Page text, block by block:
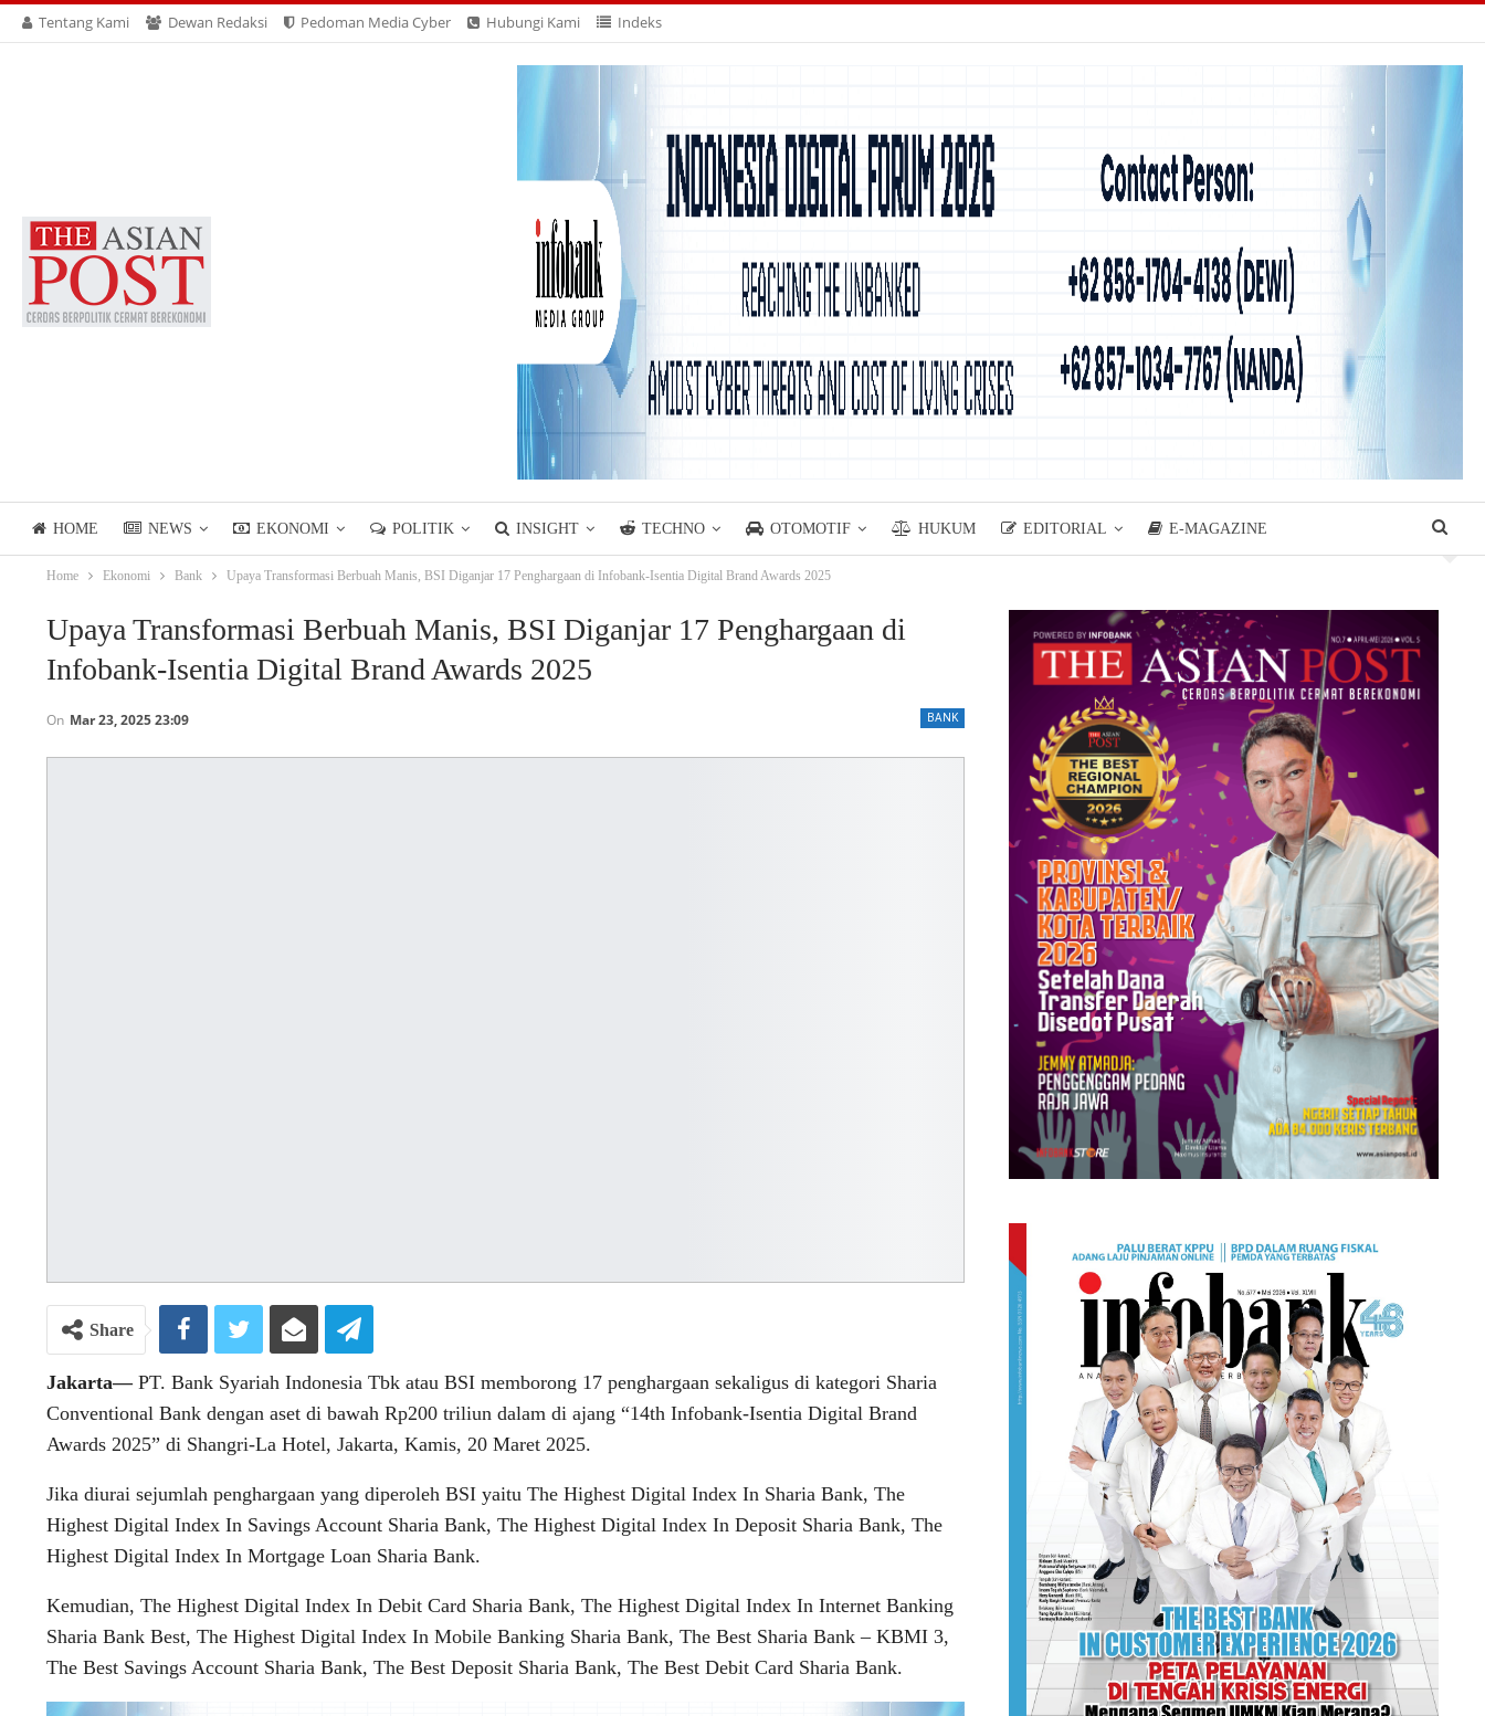
Tentang Kami Dewan Redaksi Pedoman Media Cyber Hubungi Kami Indeks
HOME NEWS EKONOMI POLITIK INSIGHT TECHNO OTOMOTIF HUKUM EDITORIAL E-MAGAZINE
LIFESTYLE ASIANPOSTTV
Home Ekonomi Bank Upaya Transformasi Berbuah Manis, BSI Diganjar 17 Penghargaan di Infobank-Isentia Digital Brand Awards 2025
Upaya Transformasi Berbuah Manis, BSI Diganjar 17 Penghargaan di
Infobank-Isentia Digital Brand Awards 2025
BANK
On Mar 23, 2025 23:09
Share
Jakarta— PT. Bank Syariah Indonesia Tbk atau BSI memborong 17 penghargaan sekaligus di kategori Sharia
Conventional Bank dengan aset di bawah Rp200 triliun dalam di ajang “14th Infobank-Isentia Digital Brand
Awards 2025” di Shangri-La Hotel, Jakarta, Kamis, 20 Maret 2025.
Jika diurai sejumlah penghargaan yang diperoleh BSI yaitu The Highest Digital Index In Sharia Bank, The
Highest Digital Index In Savings Account Sharia Bank, The Highest Digital Index In Deposit Sharia Bank, The
Highest Digital Index In Mortgage Loan Sharia Bank.
Kemudian, The Highest Digital Index In Debit Card Sharia Bank, The Highest Digital Index In Internet Banking
Sharia Bank Best, The Highest Digital Index In Mobile Banking Sharia Bank, The Best Sharia Bank – KBMI 3,
The Best Savings Account Sharia Bank, The Best Deposit Sharia Bank, The Best Debit Card Sharia Bank.